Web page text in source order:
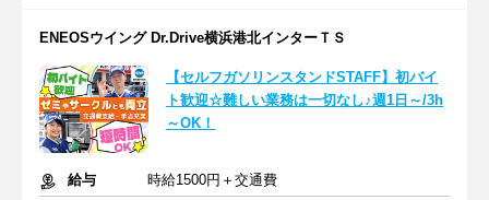
ENEOSウイング Dr.Drive横浜港北インターＴＳ
【セルフガソリンスタンドSTAFF】初バイ
ト歓迎☆難しい業務は一切なし♪週1日～/3h
～OK！
給与
時給1500円＋交通費